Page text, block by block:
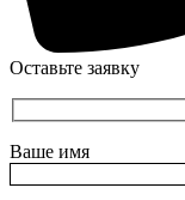
Оставьте заявку
Ваше имя